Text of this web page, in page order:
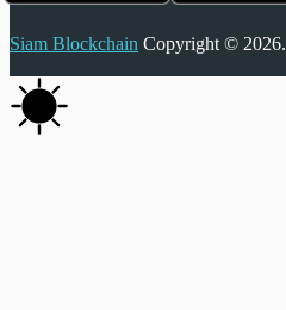
Siam Blockchain Copyright © 2026.